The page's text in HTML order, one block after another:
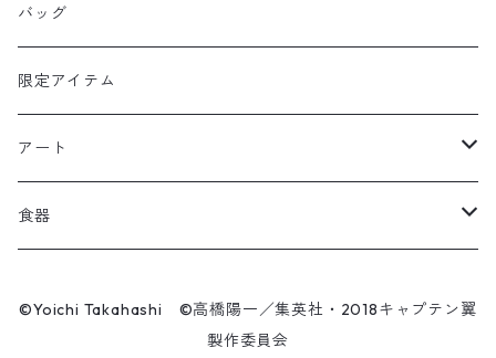
マスク
ビーニー / キャップ
日向小次郎
カール・ハインツ・シュナイダー
肖俊光
飛翔
缶バッジ
カーシェード
フォームローラー
こけし
UDF
POP UP PARADE
手ぬぐい
タオル
バッグ
限定アイテム
アート
エアーアクリル
食器
©Yoichi Takahashi ©高橋陽一／集英社・2018キャプテン翼
製作委員会